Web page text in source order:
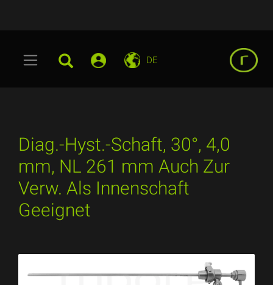
DE
Diag.-Hyst.-Schaft, 30°, 4,0
mm, NL 261 mm Auch Zur
Verw. Als Innenschaft
Geeignet